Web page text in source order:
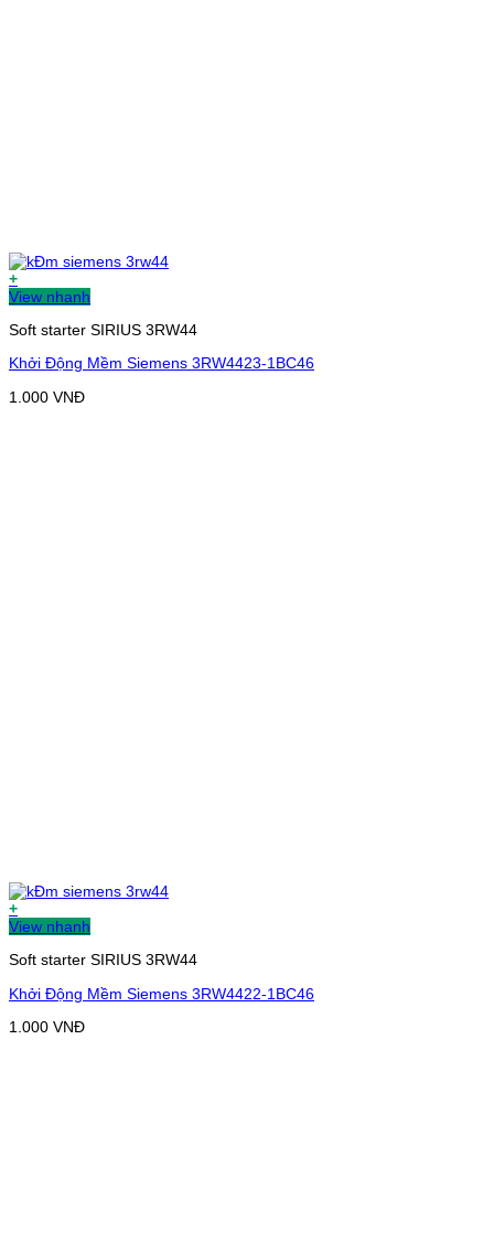
+
View nhanh
Soft starter SIRIUS 3RW44
Khởi Động Mềm Siemens 3RW4423-1BC46
1.000 VNĐ
+
View nhanh
Soft starter SIRIUS 3RW44
Khởi Động Mềm Siemens 3RW4422-1BC46
1.000 VNĐ